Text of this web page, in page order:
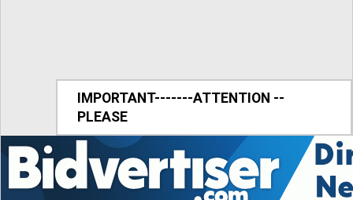
IMPORTANT-------ATTENTION --
PLEASE